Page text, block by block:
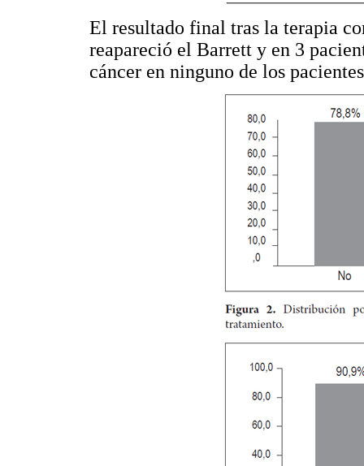
El resultado final tras la terapia
reapareció el Barrett y en 3
cáncer en ninguno de los